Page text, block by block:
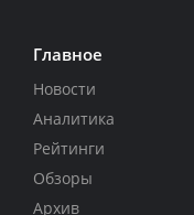
Главное
Новости
Аналитика
Рейтинги
Обзоры
Архив